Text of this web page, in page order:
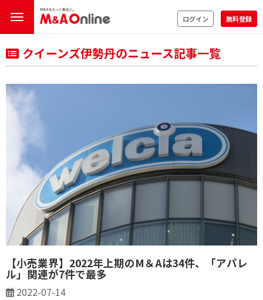
ログイン 無料登録
クイーンズ伊勢丹のニュース記事一覧
【小売業界】2022年上期のM＆Aは34件、「アパレ
ル」関連が7件で最多
2022-07-14